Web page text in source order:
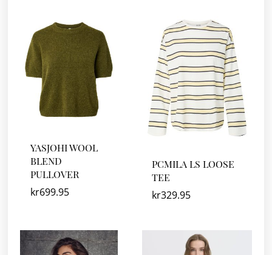
YASJOHI WOOL
BLEND
PULLOVER
kr699.95
PCMILA LS LOOSE
TEE
kr329.95